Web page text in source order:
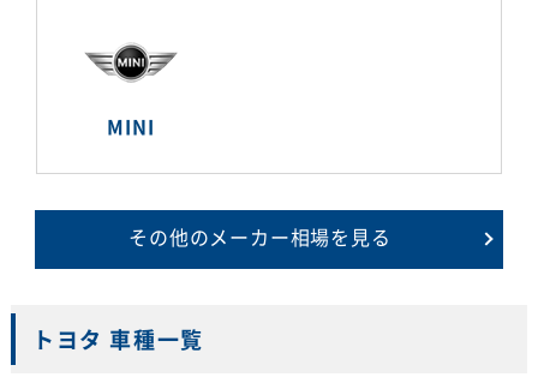
MINI
その他のメーカー相場を見る
トヨタ 車種一覧